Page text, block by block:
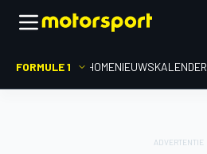
FORMULE 1 HOMENIEUWSKALENDER